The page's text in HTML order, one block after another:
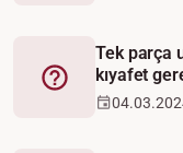
Fetva
Tek parça
kıyafet